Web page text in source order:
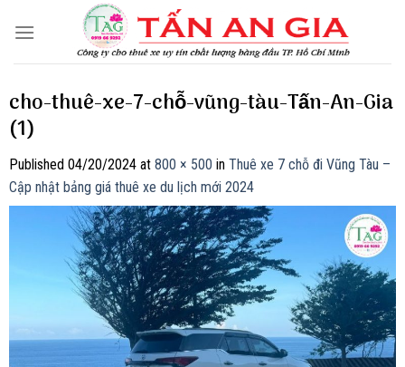
cho-thuê-xe-7-chỗ-vũng-tàu-Tấn-An-Gia
(1)
Published 04/20/2024 at 800 × 500 in Thuê xe 7 chỗ đi Vũng Tàu –
Cập nhật bảng giá thuê xe du lịch mới 2024